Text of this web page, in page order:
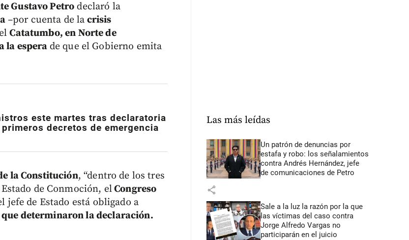
Gustavo Petro declaró la
–por cuenta de la crisis
Catatumbo, en Norte de
la espera de que el Gobierno emita
este martes tras declaratoria
decretos de emergencia
la Constitución, “dentro de los tres
de Conmoción, elCongreso
jefe de Estado está obligado a
determinaron la declaración.
Las más leídas
Un patrón de denuncias por
estafa y robo: los señalamientos
contra Andrés Hernández, jefe
de comunicaciones de Petro
share
Sale a la luz la razón por la que
las víctimas del caso contra
Jorge Alfredo Vargas no
participarán en el juicio